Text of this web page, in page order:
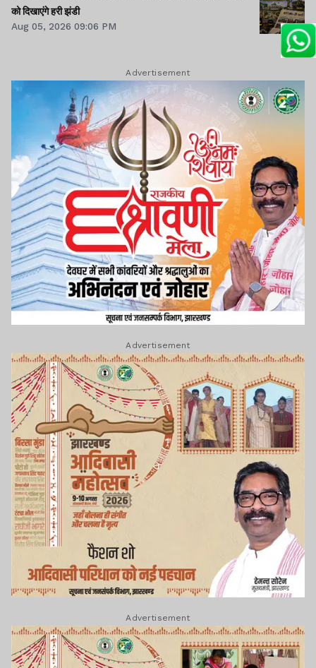
को दिखाएंगे हरी झंडी
Aug 05, 2026 09:06 PM
Advertisement
Advertisement
Advertisement